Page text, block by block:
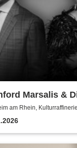
Marsalis &
celebrate John
am Rhein,